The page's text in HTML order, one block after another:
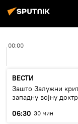
00:00
ВЕСТИ
Зашто Залужни
западну војну
06:30 30 мин